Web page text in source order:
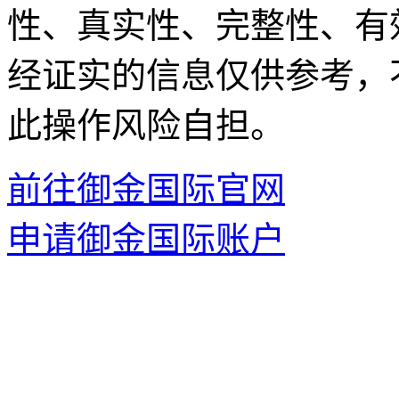
性、真实性、完整性、
经证实的信息仅供参考
此操作风险自担。
前往御金国际官网
申请御金国际账户